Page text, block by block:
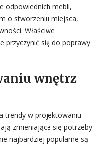
odpowiednich mebli,
o stworzeniu miejsca,
Właściwe
przyczynić się do poprawy
wnętrz
trendy w projektowaniu
zmieniające się potrzeby
najbardziej popularne są